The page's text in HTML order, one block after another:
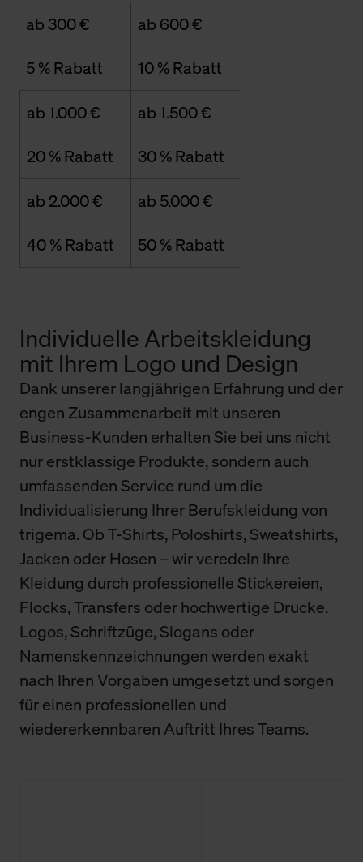
ab 300 €
5 % Rabatt
ab 600 €
10 % Rabatt
ab 1.000 €
20 % Rabatt
ab 1.500 €
30 % Rabatt
ab 2.000 €
40 % Rabatt
ab 5.000 €
50 % Rabatt
Individuelle Arbeitskleidung
mit Ihrem Logo und Design
Dank unserer langjährigen Erfahrung und der
engen Zusammenarbeit mit unseren
Business-Kunden erhalten Sie bei uns nicht
nur erstklassige Produkte, sondern auch
umfassenden Service rund um die
Individualisierung Ihrer Berufskleidung von
trigema. Ob T-Shirts, Poloshirts, Sweatshirts,
Jacken oder Hosen – wir veredeln Ihre
Kleidung durch professionelle Stickereien,
Flocks, Transfers oder hochwertige Drucke.
Logos, Schriftzüge, Slogans oder
Namenskennzeichnungen werden exakt
nach Ihren Vorgaben umgesetzt und sorgen
für einen professionellen und
wiedererkennbaren Auftritt Ihres Teams.